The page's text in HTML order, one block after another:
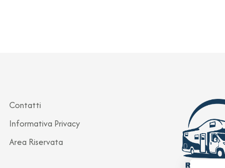
Contatti
Informativa Privacy
Area Riservata